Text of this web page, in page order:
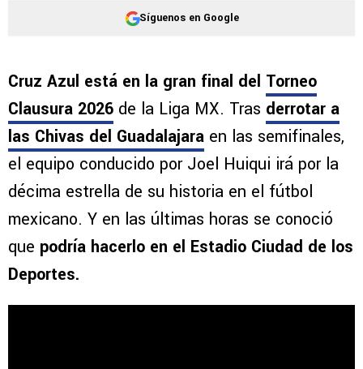
Síguenos en Google
Cruz Azul está en la gran final del Torneo
Clausura 2026 de la Liga MX. Tras derrotar a
las Chivas del Guadalajara en las semifinales,
el equipo conducido por Joel Huiqui irá por la
décima estrella de su historia en el fútbol
mexicano. Y en las últimas horas se conoció
que podría hacerlo en el Estadio Ciudad de los
Deportes.